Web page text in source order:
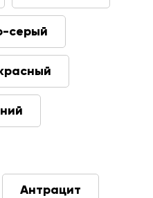
серый
Антрацит